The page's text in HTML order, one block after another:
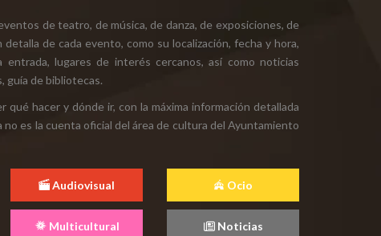
de teatro, de música, de danza, de exposiciones, de
de cada evento, como su localización, fecha y hora,
lugares de interés cercanos, así como noticias
guía de bibliotecas.
hacer y dónde ir, con la máxima información detallada
es la cuenta oficial del área de cultura del Ayuntamiento
Audiovisual Ocio
Multicultural Noticias